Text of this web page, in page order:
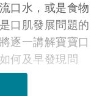
口水，或是食物
口肌發展問題的
逐一講解寶寶口
何及早發現問